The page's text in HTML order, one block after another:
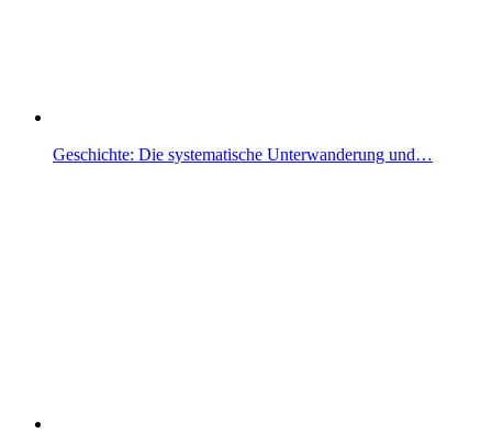
Geschichte: Die systematische Unterwanderung und…